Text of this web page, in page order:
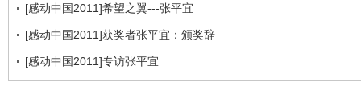
[感动中国2011]希望之翼---张平宜
[感动中国2011]获奖者张平宜：颁奖辞
[感动中国2011]专访张平宜